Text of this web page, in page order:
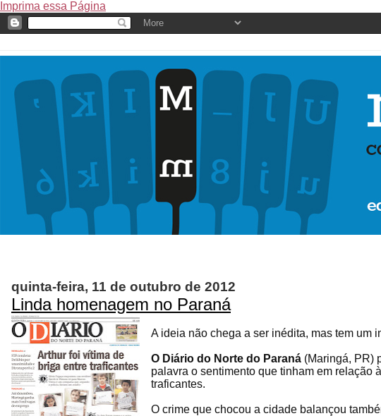
Imprima essa Página
quinta-feira, 11 de outubro de 2012
Linda homenagem no Paraná
A ideia não chega a ser inédita, mas tem um
O Diário do Norte do Paraná (Maringá, PR)
palavra o sentimento que tinham em relação
traficantes.
O crime que chocou a cidade balançou